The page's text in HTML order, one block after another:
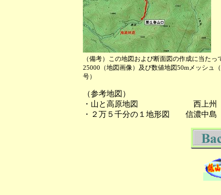
（備考）この地図および断面図の作成に当た
25000（地図画像）及び数値地図50mメッシ
号）
（参考地図）
・山と高原地図 西上州
・２万５千分の１地形図 信濃中島